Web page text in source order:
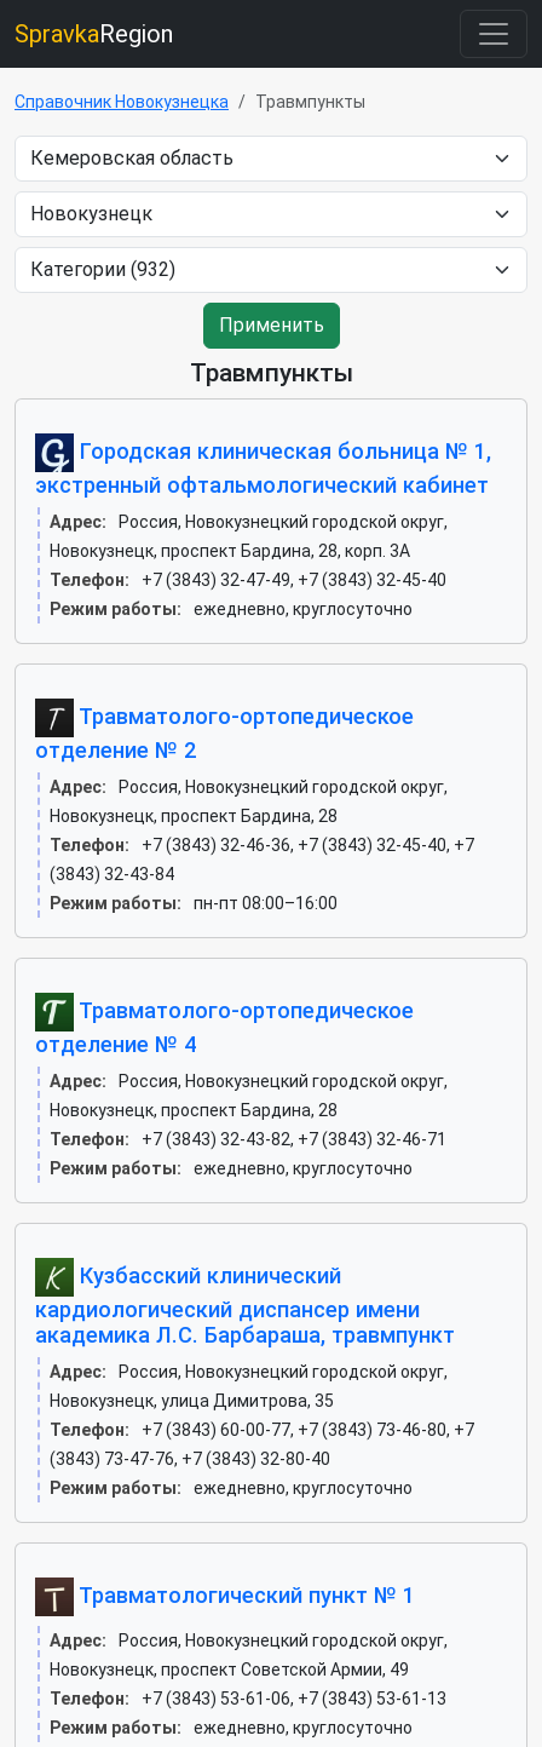
SpravkaRegion
Справочник Новокузнецка Травмпункты
Применить
Травмпункты
Городская клиническая больница № 1,
экстренный офтальмологический кабинет
Адрес:
Россия, Новокузнецкий городской округ,
Новокузнецк, проспект Бардина, 28, корп. 3А
Телефон:
+7 (3843) 32-47-49, +7 (3843) 32-45-40
Режим работы:
ежедневно, круглосуточно
Травматолого-ортопедическое
отделение № 2
Адрес:
Россия, Новокузнецкий городской округ,
Новокузнецк, проспект Бардина, 28
Телефон:
+7 (3843) 32-46-36, +7 (3843) 32-45-40, +7
(3843) 32-43-84
Режим работы:
пн-пт 08:00–16:00
Травматолого-ортопедическое
отделение № 4
Адрес:
Россия, Новокузнецкий городской округ,
Новокузнецк, проспект Бардина, 28
Телефон:
+7 (3843) 32-43-82, +7 (3843) 32-46-71
Режим работы:
ежедневно, круглосуточно
Кузбасский клинический
кардиологический диспансер имени
академика Л.С. Барбараша, травмпункт
Адрес:
Россия, Новокузнецкий городской округ,
Новокузнецк, улица Димитрова, 35
Телефон:
+7 (3843) 60-00-77, +7 (3843) 73-46-80, +7
(3843) 73-47-76, +7 (3843) 32-80-40
Режим работы:
ежедневно, круглосуточно
Травматологический пункт № 1
Адрес:
Россия, Новокузнецкий городской округ,
Новокузнецк, проспект Советской Армии, 49
Телефон:
+7 (3843) 53-61-06, +7 (3843) 53-61-13
Режим работы:
ежедневно, круглосуточно